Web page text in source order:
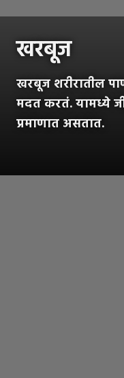
खरबूज
खरबूज शरीरातील
मदत करतं. यामध्ये
प्रमाणात असतात.